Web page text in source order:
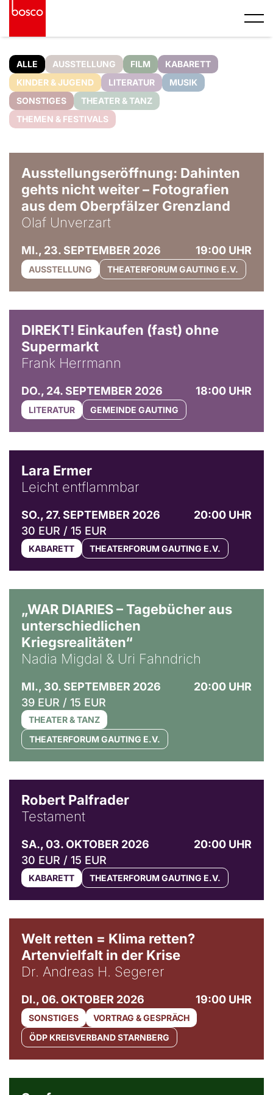
ALLE AUSSTELLUNG FILM
KABARETT
KINDER & JUGEND
LITERATUR
MUSIK
SONSTIGES
THEATER & TANZ
THEMEN & FESTIVALS
Ausstellungseröffnung: Dahinten
gehts nicht weiter – Fotografien
aus dem Oberpfälzer Grenzland
Olaf Unverzart
MI., 23. SEPTEMBER 2026 19:00 UHR
AUSSTELLUNG THEATERFORUM GAUTING E.V.
DIREKT! Einkaufen (fast) ohne
Supermarkt
Frank Herrmann
DO., 24. SEPTEMBER 2026 18:00 UHR
LITERATUR GEMEINDE GAUTING
Lara Ermer
Leicht entflammbar
SO., 27. SEPTEMBER 2026
20:00 UHR
30 EUR / 15 EUR
KABARETT THEATERFORUM GAUTING E.V.
„WAR DIARIES – Tagebücher aus
unterschiedlichen
Kriegsrealitäten“
Nadia Migdal & Uri Fahndrich
MI., 30. SEPTEMBER 2026
20:00 UHR
39 EUR / 15 EUR
THEATER & TANZ
THEATERFORUM GAUTING E.V.
Robert Palfrader
Testament
SA., 03. OKTOBER 2026
20:00 UHR
30 EUR / 15 EUR
KABARETT THEATERFORUM GAUTING E.V.
Welt retten = Klima retten?
Artenvielfalt in der Krise
Dr. Andreas H. Segerer
DI., 06. OKTOBER 2026 19:00 UHR
SONSTIGES
VORTRAG & GESPRÄCH
ÖDP KREISVERBAND STARNBERG